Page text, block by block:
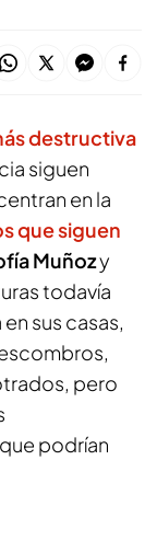
destructiva
siguen
en la
que siguen
Muñozy
todavía
sus casas,
pero
podrían